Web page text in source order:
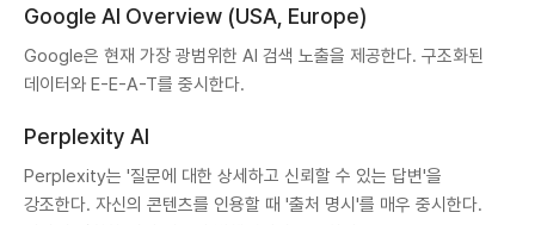
Google AI Overview (USA, Europe)
Google은 현재 가장 광범위한 AI 검색 노출을 제공한다. 구조화된
데이터와 E-E-A-T를 중시한다.
Perplexity AI
Perplexity는 '질문에 대한 상세하고 신뢰할 수 있는 답변'을
강조한다. 자신의 콘텐츠를 인용할 때 '출처 명시'를 매우 중시한다.